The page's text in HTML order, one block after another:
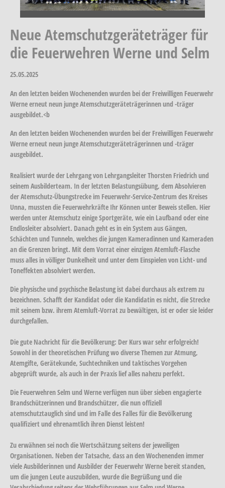
Neue Atemschutzgeräteträger für
die Feuerwehren Werne und Selm
25.05.2025
An den letzten beiden Wochenenden wurden bei der Freiwilligen Feuerwehr
Werne erneut neun junge Atemschutzgeräteträgerinnen und -träger
ausgebildet.<b
An den letzten beiden Wochenenden wurden bei der Freiwilligen Feuerwehr
Werne erneut neun junge Atemschutzgeräteträgerinnen und -träger
ausgebildet.
Realisiert wurde der Lehrgang von Lehrgangsleiter Thorsten Friedrich und
seinem Ausbilderteam. In der letzten Belastungsübung, dem Absolvieren
der Atemschutz-Übungstrecke im Feuerwehr-Service-Zentrum des Kreises
Unna, mussten die Feuerwehrkräfte Ihr Können unter Beweis stellen. Hier
werden unter Atemschutz einige Sportgeräte, wie ein Laufband oder eine
Endlosleiter absolviert. Danach geht es in ein System aus Gängen,
Schächten und Tunneln, welches die jungen Kameradinnen und Kameraden
an die Grenzen bringt. Mit dem Vorrat einer einzigen Atemluft-Flasche
muss alles in völliger Dunkelheit und unter dem Einspielen von Licht- und
Toneffekten absolviert werden.
Die physische und psychische Belastung ist dabei durchaus als extrem zu
bezeichnen. Schafft der Kandidat oder die Kandidatin es nicht, die Strecke
mit seinem bzw. ihrem Atemluft-Vorrat zu bewältigen, ist er oder sie leider
durchgefallen.
Die gute Nachricht für die Bevölkerung: Der Kurs war sehr erfolgreich!
Sowohl in der theoretischen Prüfung wo diverse Themen zur Atmung,
Atemgifte, Gerätekunde, Suchtechniken und taktisches Vorgehen
abgeprüft wurde, als auch in der Praxis lief alles nahezu perfekt.
Die Feuerwehren Selm und Werne verfügen nun über sieben engagierte
Brandschützerinnen und Brandschützer, die nun offiziell
atemschutztauglich sind und im Falle des Falles für die Bevölkerung
qualifiziert und ehrenamtlich ihren Dienst leisten!
Zu erwähnen sei noch die Wertschätzung seitens der jeweiligen
Organisationen. Neben der Tatsache, dass an den Wochenenden immer
viele Ausbilderinnen und Ausbilder der Feuerwehr Werne bereit standen,
um die jungen Leute auszubilden, wurde die Begrüßung und die